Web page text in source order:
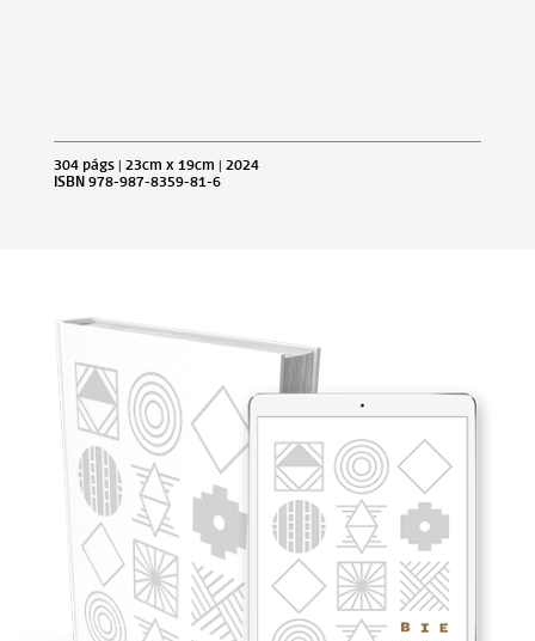
304 págs | 23cm x 19cm | 2024
ISBN 978-987-8359-81-6